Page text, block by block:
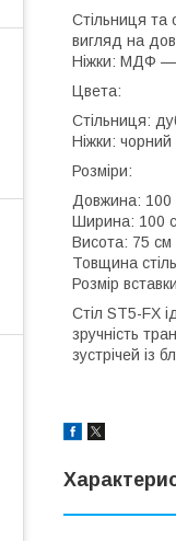
Стільниця та
вигляд на
Ніжки: МДФ —
Цвета:
Стільниця:
Ніжки:
Розміри:
Довжина: 100
Ширина: 100
Висота: 75 см
Товщина
Розмір
Стіл ST5-FX
зручність
зустрічей із